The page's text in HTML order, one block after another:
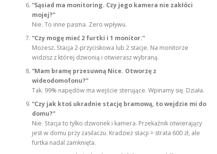
“Sąsiad ma monitoring. Czy jego kamera nie zakłóci
mojej?”
Nie. To inne pasma. Zero wpływu.
“Czy mogę mieć 2 furtki i 1 monitor.”
Możesz. Stacja 2-przyciskowa lub 2 stacje. Na monitorze
widzisz z której dzwonią i otwierasz wybraną.
“Mam bramę przesuwną Nice. Otworzę z
wideodomofonu?”
Tak. 99% napędów ma wejście sterujące. Wpinamy się. Działa.
“Czy jak ktoś ukradnie stację bramową, to wejdzie mi do
domu?”
Nie. Stacja to tylko dzwonek i kamera. Przekaźnik otwierający
jest w domu przy zasilaczu. Kradzież stacji = strata 600 zł, ale
furtka nadal zamknięta.